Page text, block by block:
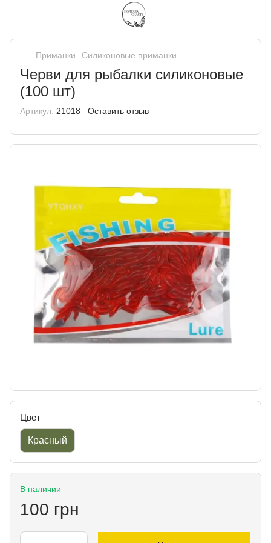
Приманки Силиконовые приманки
Черви для рыбалки силиконовые
(100 шт)
Артикул: 21018 Оставить отзыв
Цвет
Красный
В наличии
100 грн